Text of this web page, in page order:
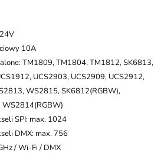
10A
TM1809, TM1804, TM1812, SK6813,
UCS2903, UCS2909, UCS2912,
WS2815, SK6812(RGBW),
SPI: max. 1024
DMX: max. 756
/ Wi-Fi / DMX